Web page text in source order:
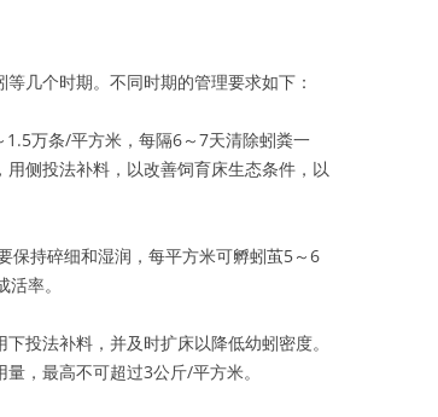
几个时期。不同时期的管理要求如下：
万条/平方米，每隔6～7天清除蚓粪一
侧投法补料，以改善饲育床生态条件，以
保持碎细和湿润，每平方米可孵蚓茧5～6
率。
投法补料，并及时扩床以降低幼蚓密度。
，最高不可超过3公斤/平方米。